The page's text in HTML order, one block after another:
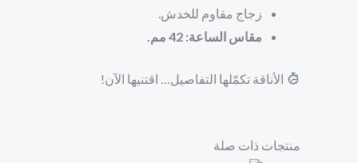
زجاج مقاوم للخدش.
مقاس الساعة: 42 مم.
الأناقة تكمّلها التفاصيل… اقتنيها الآن!
منتجات ذات صلة